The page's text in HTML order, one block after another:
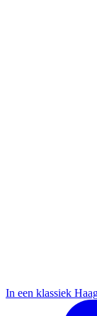
In een klassiek